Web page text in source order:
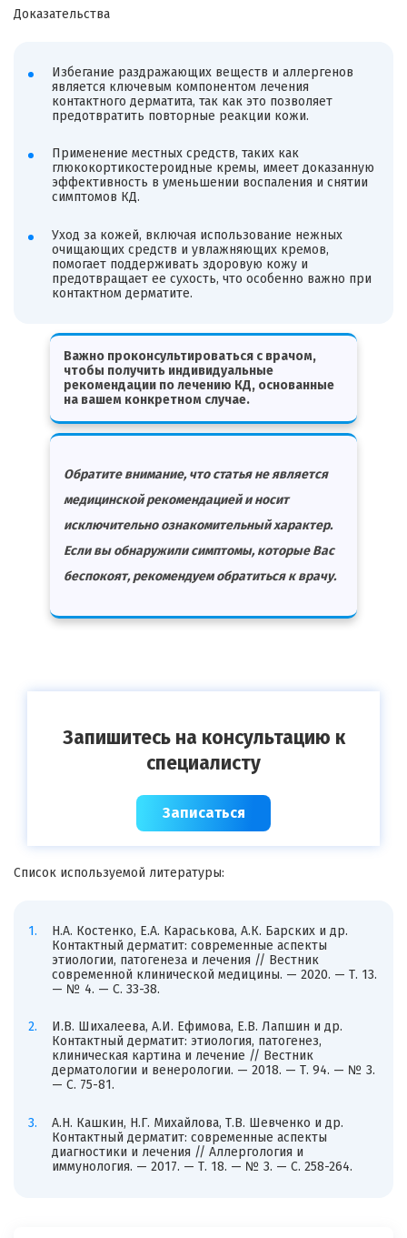
Доказательства
Избегание раздражающих веществ и аллергенов
является ключевым компонентом лечения
контактного дерматита, так как это позволяет
предотвратить повторные реакции кожи.
Применение местных средств, таких как
глюкокортикостероидные кремы, имеет доказанную
эффективность в уменьшении воспаления и снятии
симптомов КД.
Уход за кожей, включая использование нежных
очищающих средств и увлажняющих кремов,
помогает поддерживать здоровую кожу и
предотвращает ее сухость, что особенно важно при
контактном дерматите.
Важно проконсультироваться с врачом,
чтобы получить индивидуальные
рекомендации по лечению КД, основанные
на вашем конкретном случае.
Обратите внимание, что статья не является
медицинской рекомендацией и носит
исключительно ознакомительный характер.
Если вы обнаружили симптомы, которые Вас
беспокоят, рекомендуем обратиться к врачу.
Запишитесь на консультацию к
специалисту
Записаться
Список используемой литературы:
Н.А. Костенко, Е.А. Караськова, А.К. Барских и др.
Контактный дерматит: современные аспекты
этиологии, патогенеза и лечения // Вестник
современной клинической медицины. — 2020. — Т. 13.
— № 4. — С. 33-38.
И.В. Шихалеева, А.И. Ефимова, Е.В. Лапшин и др.
Контактный дерматит: этиология, патогенез,
клиническая картина и лечение // Вестник
дерматологии и венерологии. — 2018. — Т. 94. — № 3.
— С. 75-81.
А.Н. Кашкин, Н.Г. Михайлова, Т.В. Шевченко и др.
Контактный дерматит: современные аспекты
диагностики и лечения // Аллергология и
иммунология. — 2017. — Т. 18. — № 3. — С. 258-264.